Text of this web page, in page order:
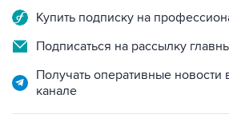
Купить подписку на
Подписаться на рассылку
Получать оперативные
канале